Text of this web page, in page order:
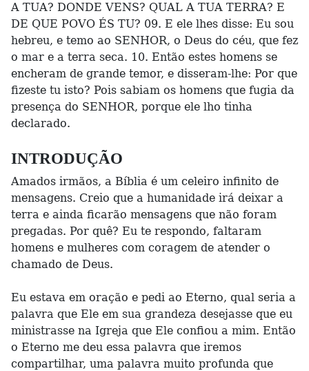
A TUA? DONDE VENS? QUAL A TUA TERRA? E
DE QUE POVO ÉS TU? 09. E ele lhes disse: Eu sou
hebreu, e temo ao SENHOR, o Deus do céu, que fez
o mar e a terra seca. 10. Então estes homens se
encheram de grande temor, e disseram-lhe: Por que
fizeste tu isto? Pois sabiam os homens que fugia da
presença do SENHOR, porque ele lho tinha
declarado.
INTRODUÇÃO
Amados irmãos, a Bíblia é um celeiro infinito de
mensagens. Creio que a humanidade irá deixar a
terra e ainda ficarão mensagens que não foram
pregadas. Por quê? Eu te respondo, faltaram
homens e mulheres com coragem de atender o
chamado de Deus.
Eu estava em oração e pedi ao Eterno, qual seria a
palavra que Ele em sua grandeza desejasse que eu
ministrasse na Igreja que Ele confiou a mim. Então
o Eterno me deu essa palavra que iremos
compartilhar, uma palavra muito profunda que